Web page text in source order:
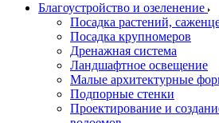
Благоустройство и озеленение
Посадка растений,
Посадка крупномеров
Дренажная система
Ландшафтное освещение
Малые архитектурные
Подпорные стенки
Проектирование и